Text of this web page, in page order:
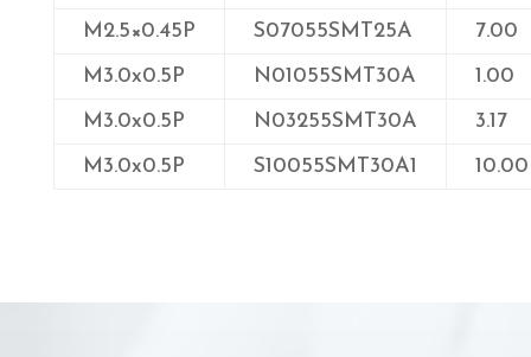
M2.5×0.45P
S07055SMT25A
7.00
M3.0x0.5P
N01055SMT30A
1.00
M3.0x0.5P
N03255SMT30A
3.17
M3.0x0.5P
S10055SMT30A1 10.00